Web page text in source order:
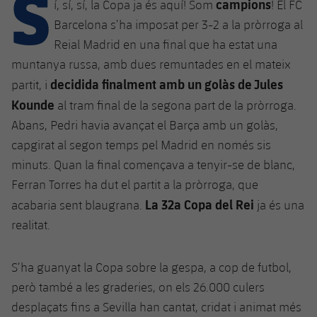
plusicon
més
Instal·lacions
Spotify Camp Nou
Palau Blaugrana
Estadi Johan Cruyff
Ciutat Esportiva
La Masia
Serveis
plusicon
més
SUB13
SUB12
SUB11 A
SUB11 B
SUB10 A
SUB10 B
SUB9 B
SUB8 A
SUB13 B
SUB12 C
SUB11 C
Entrades
Gameday Shows
Resultats
Classificacions
Jugadors
Fotos
Palmarès
Base
Barça Atlètic
Junior
Cadet A
Cadet B
Infantil A
Campus Estiu
Primer Equip
plusicon
més
Actualitat
Calendari
Entrades
Classificació
Jugadors
Barça Atlètic
plusicon
més
Actualitat
Calendari
Classificació
Jugadors
Base
plusicon
més
Actualitat
Cadet A
Cadet B
PLUSICON
MÉS
Actualitat
Calendari
Barça Atlètic
plusicon
més
Actualitat
í, sí, sí, la Copa ja és aquí! Som campions! El FC
Barcelona s’ha imposat per 3-2 a la pròrroga al
Reial Madrid en una final que ha estat una
muntanya russa, amb dues remuntades en el mateix
partit, i decidida finalment amb un golàs de Jules
Kounde al tram final de la segona part de la pròrroga.
Abans, Pedri havia avançat el Barça amb un golàs,
capgirat al segon temps pel Madrid en només sis
minuts. Quan la final començava a tenyir-se de blanc,
Ferran Torres ha dut el partit a la pròrroga, que
acabaria sent blaugrana. La 32a Copa del Rei ja és una
realitat.
S’ha guanyat la Copa sobre la gespa, a cop de futbol,
però també a les graderies, on els 26.000 culers
desplaçats fins a Sevilla han cantat, cridat i animat més